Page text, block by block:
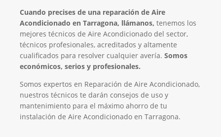
Cuando precises de una reparación de Aire
Acondicionado en Tarragona, llámanos, tenemos los
mejores técnicos de Aire Acondicionado del sector,
técnicos profesionales, acreditados y altamente
cualificados para resolver cualquier avería. Somos
económicos, serios y profesionales.
Somos expertos en Reparación de Aire Acondicionado,
nuestros técnicos te darán consejos de uso y
mantenimiento para el máximo ahorro de tu
instalación de Aire Acondicionado en Tarragona.